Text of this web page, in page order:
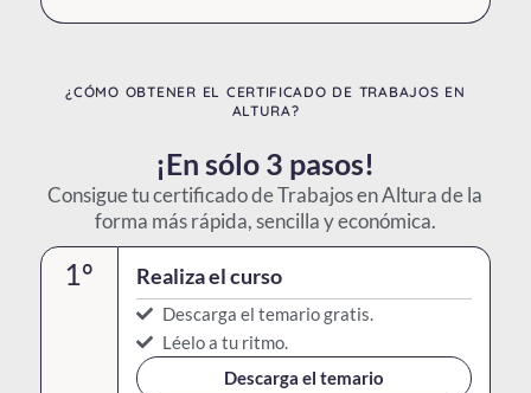
¿CÓMO OBTENER EL CERTIFICADO DE TRABAJOS EN
ALTURA?
¡En sólo 3 pasos!
Consigue tu certificado de Trabajos en Altura de la
forma más rápida, sencilla y económica.
1º Realiza el curso
Descarga el temario gratis.
Léelo a tu ritmo.
Descarga el temario